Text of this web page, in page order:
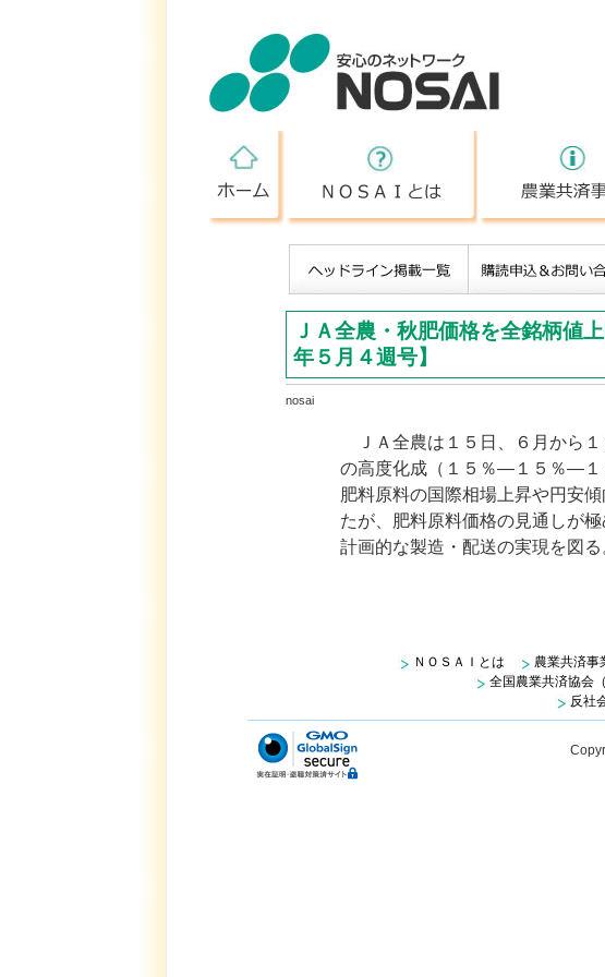
ＮＯＳＡＩとは
ＪＡ全農・秋肥価格を全銘柄値
年５月４週号】
nosai
ＪＡ全農は１５日、６月から１
の高度化成（１５％―１５％―１
肥料原料の国際相場上昇や円安
たが、肥料原料価格の見通しが
計画的な製造・配送の実現を図る
ＮＯＳＡＩとは 農業共済事
全国農業共済協会
反社